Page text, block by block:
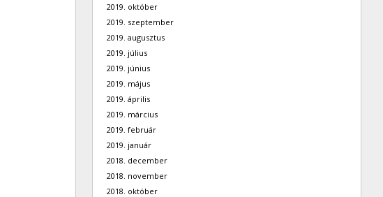
2019. október
2019. szeptember
2019. augusztus
2019. július
2019. június
2019. május
2019. április
2019. március
2019. február
2019. január
2018. december
2018. november
2018. október